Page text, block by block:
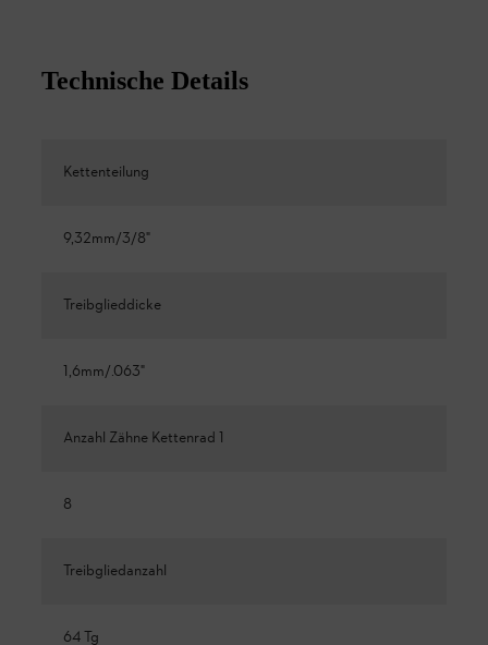
Technische Details
Kettenteilung
9,32mm/3/8"
Treibglieddicke
1,6mm/.063"
Anzahl Zähne Kettenrad 1
8
Treibgliedanzahl
64 Tg